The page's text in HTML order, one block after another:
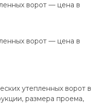
ворот — цена в
ворот — цена в
утепленных ворот в
размера проема,